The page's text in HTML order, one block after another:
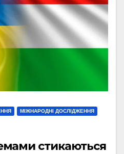
МІЖНАРОДНІ ДОСЛІДЖЕННЯ
стикаються